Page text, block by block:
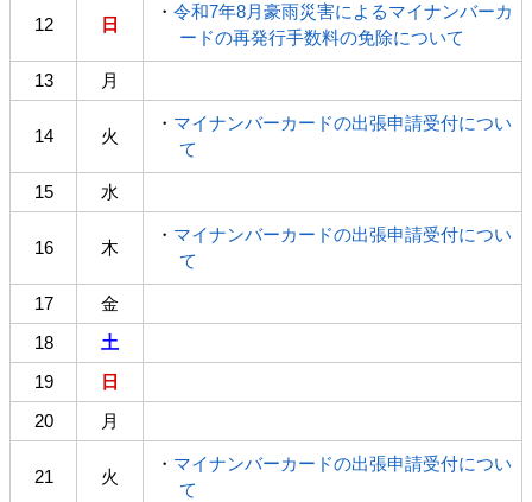
12 日
・ 令和7年8月豪雨災害によるマイナンバーカ
ードの再発行手数料の免除について
13 月
14 火
・ マイナンバーカードの出張申請受付につい
て
15 水
16 木
・ マイナンバーカードの出張申請受付につい
て
17
金
18
土
19
日
20
月
21 火
・ マイナンバーカードの出張申請受付につい
て